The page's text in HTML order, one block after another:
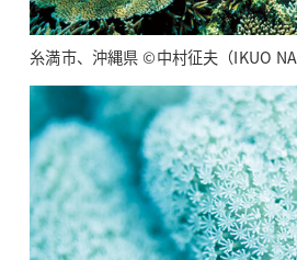
糸満市、沖縄県 ©中村征夫（IKUO